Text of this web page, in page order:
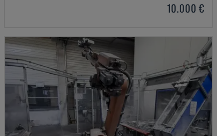
10.000 €